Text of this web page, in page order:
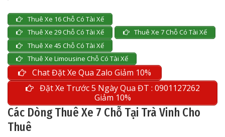
Thuê Xe 16 Chỗ Có Tài Xế
Thuê Xe 29 Chỗ Có Tài Xế
Thuê Xe 7 Chỗ Có Tài Xế
Thuê Xe 45 Chỗ Có Tài Xế
Thuê Xe Limousine Chỗ Có Tài Xế
Chat Đặt Xe Qua Zalo Giảm 10%
Đặt Xe Trước 5 Ngày Qua ĐT : 0901127262
Giảm 10%
Các Dòng Thuê Xe 7 Chỗ Tại Trà Vinh Cho
Thuê